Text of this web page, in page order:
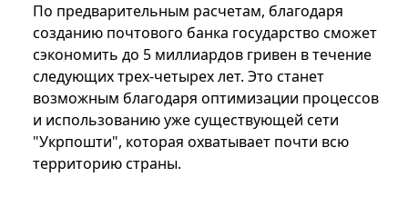
По предварительным расчетам, благодаря
созданию почтового банка государство сможет
сэкономить до 5 миллиардов гривен в течение
следующих трех-четырех лет. Это станет
возможным благодаря оптимизации процессов
и использованию уже существующей сети
"Укрпошти", которая охватывает почти всю
территорию страны.